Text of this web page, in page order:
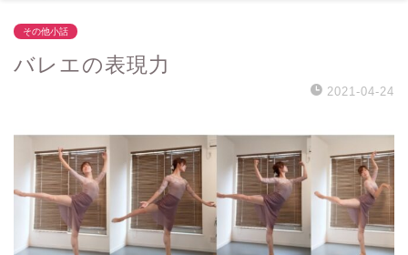
その他小話
バレエの表現力
2021-04-24